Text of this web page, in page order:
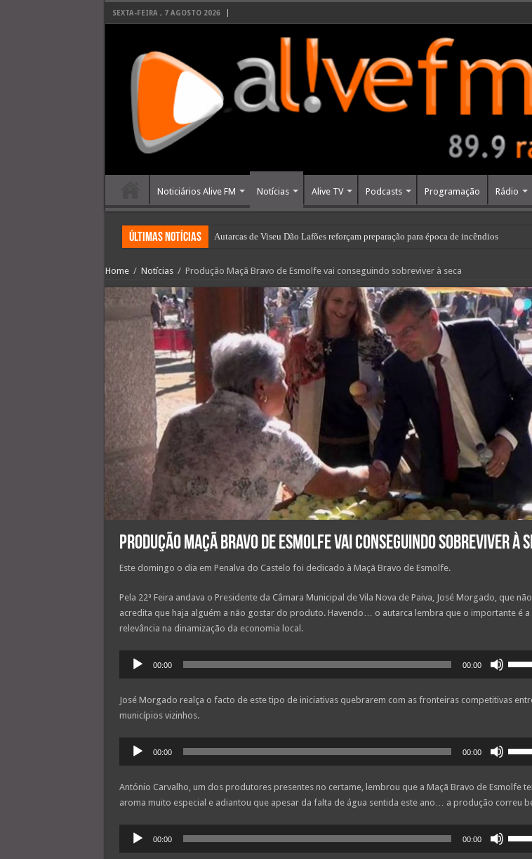
SEXTA-FEIRA , 7 AGOSTO 2026
Noticiários Alive FM Notícias Alive TV Podcasts Programação Rádio
últimas Notícias Autarcas de Viseu Dão Lafões reforçam preparação para época de incêndios
Home / Notícias / Produção Maçã Bravo de Esmolfe vai conseguindo sobreviver à seca
Produção Maçã Bravo de Esmolfe vai conseguindo sobreviver à
Este domingo o dia em Penalva do Castelo foi dedicado à Maçã Bravo de Esmolfe.
Pela 22ª Feira andava o Presidente da Câmara Municipal de Vila Nova de Paiva, José Morgado, que não
acredita que haja alguém a não gostar do produto. Havendo… o autarca lembra que o importante é a
relevância na dinamização da economia local.
Reprodutor
00:00 00:00
cima/
ou
o
José Morgado realça o facto de este tipo de iniciativas quebrarem com as fronteiras competitivas
municípios vizinhos.
Reprodutor
00:00 00:00
cima/
para
ou
António Carvalho, um dos produtores presentes no certame, lembrou que a Maçã Bravo de Esmolfe
aroma muito especial e adiantou que apesar da falta de água sentida este ano… a produção correu
Reprodutor
00:00 00:00